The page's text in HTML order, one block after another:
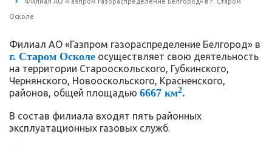
Осколе
Филиал АО «Газпром газораспределение Белгород» в
г. Старом Осколе осуществляет свою деятельность
на территории Старооскольского, Губкинского,
Чернянского, Новооскольского, Красненского,
районов, общей площадью 6667 км2.
В состав филиала входят пять районных
эксплуатационных газовых служб.